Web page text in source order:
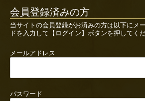
会員登録済みの方
当サイトの会員登録がお済みの方は以下にメ
ドを入力して【ログイン】ボタンを押してくだ
メールアドレス
パスワード